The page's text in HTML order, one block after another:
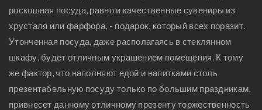
роскошная посуда, равно и качественные сувениры из
хрусталя или фарфора, - подарок, который всех поразит.
Утонченная посуда, даже располагаясь в стеклянном
шкафу, будет отличным украшением помещения. К тому
же фактор, что наполняют едой и напитками столь
презентабельную посуду только по большим праздникам,
привнесет данному отличному презенту торжественность